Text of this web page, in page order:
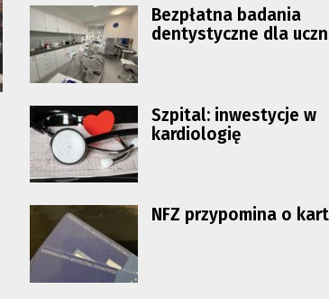
Bezpłatna badania
dentystyczne dla
Szpital: inwestycje w
kardiologię
NFZ przypomina o